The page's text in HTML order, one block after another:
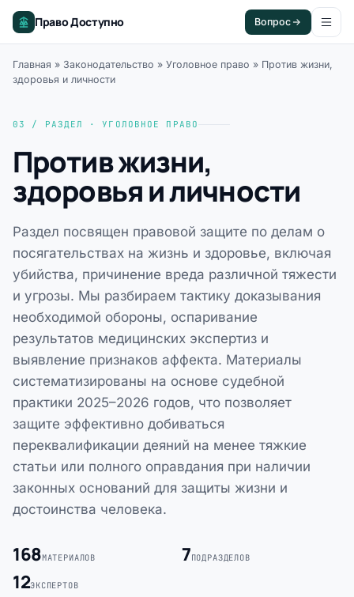
Право Доступно Вопрос
Главная » Законодательство » Уголовное право » Против жизни,
здоровья и личности
03 / РАЗДЕЛ · УГОЛОВНОЕ ПРАВО
Против жизни,
здоровья и личности
Раздел посвящен правовой защите по делам о
посягательствах на жизнь и здоровье, включая
убийства, причинение вреда различной тяжести
и угрозы. Мы разбираем тактику доказывания
необходимой обороны, оспаривание
результатов медицинских экспертиз и
выявление признаков аффекта. Материалы
систематизированы на основе судебной
практики 2025–2026 годов, что позволяет
защите эффективно добиваться
переквалификации деяний на менее тяжкие
статьи или полного оправдания при наличии
законных оснований для защиты жизни и
достоинства человека.
168МАТЕРИАЛОВ 7ПОДРАЗДЕЛОВ
12ЭКСПЕРТОВ